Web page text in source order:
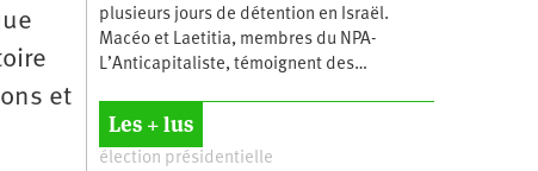
et
plusieurs jours de détention en Israël.
Macéo et Laetitia, membres du ‪NPA-
L’Anticapitaliste, témoignent des…
Les + lus
élection présidentielle